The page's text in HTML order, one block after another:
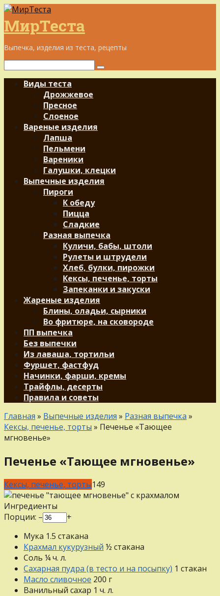
Перейти
к
контенту
МирТеста
Выпечка, изделия из теста, рецепты
Поиск:
Виды теста
Дрожжевое
Пресное
Слоеное
Вареные изделия
Лапша
Пельмени
Вареники
Галушки, клецки
Выпечные изделия
Пироги
К обеду
Пицца
Сладкие
Разная выпечка
Куличи, бабы, штоли
Рулеты и штрудели
Хлеб, булки, пирожки
Кексы, печенье, торты
Запеканки и закуски
Жареные изделия
Блины, оладьи, сырники
Во фритюре, на сковороде
ПП выпечка
Без выпечки
Из лаваша, тортильи
Фуршет, фастфуд
Начинки, фарши, кремы
Трайфлы, десерты
Правила и советы
Главная » Выпечные изделия » Разная выпечка »
Кексы, печенье, торты » Печенье «Тающее
мгновенье»
Печенье «Тающее мгновенье»
Кексы, печенье, торты149
Ингредиенты
Порции: –
+
Мука 1.5 стакана
Крахмал кукурузный ½ стакана
Соль ¼ч. л.
Сахарная пудра (в тесто и на посыпку) 1 стакан
Масло сливочное 200 г
Ванильный сахар 1 ч. л.